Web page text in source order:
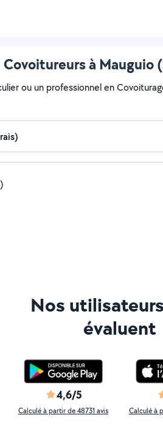
Covoitureurs à Mauguio
ou un professionnel en
Nos
évaluent
4,6/5
Calculé à partir de 48731 avis Calculé à